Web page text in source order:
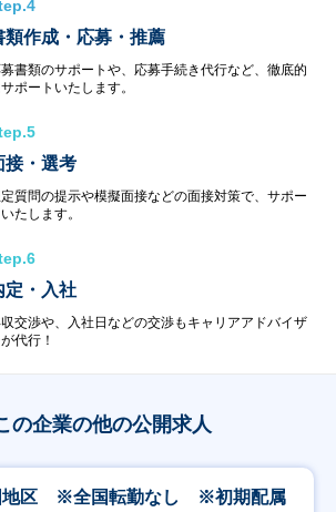
類作成・応募・推薦
書類のサポートや、応募手続き代行など、徹底的
ポートいたします。
接・選考
質問の提示や模擬面接などの面接対策で、サポー
いたします。
定・入社
交渉や、入社日などの交渉もキャリアアドバイザ
代行！
の企業の他の公開求人
地区 ※全国転勤なし ※初期配属